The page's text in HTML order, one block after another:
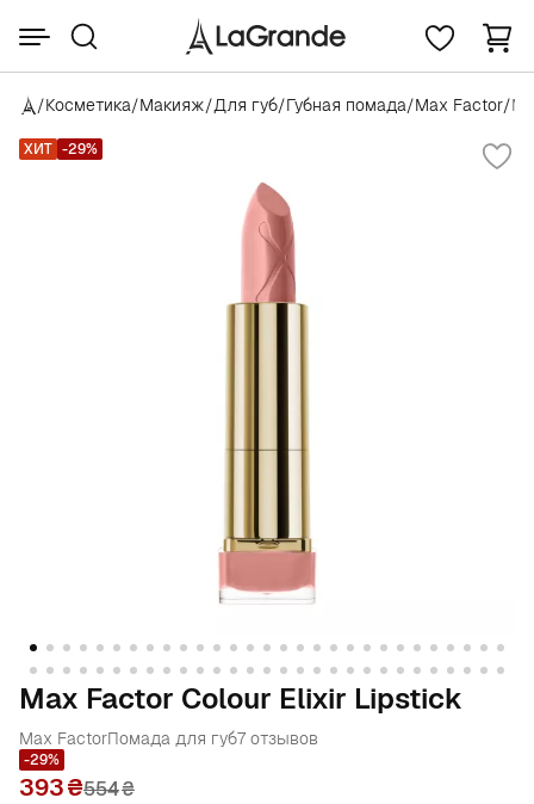
/Косметика/Макияж/Для губ/Губная помада/Max Factor/
ХИТ -29%
Max Factor Colour Elixir Lipstick
Max FactorПомада для губ7 отзывов
-29%
393 554₴